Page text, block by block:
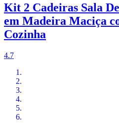
Kit 2 Cadeiras Sala
em Madeira Maciça
Cozinha
4.7